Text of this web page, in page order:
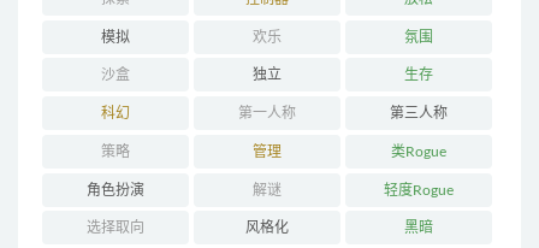
模拟 欢乐 氛围
沙盒 独立 生存
科幻 第一人称 第三人称
策略 管理 类Rogue
角色扮演 解谜 轻度Rogue
选择取向 风格化 黑暗